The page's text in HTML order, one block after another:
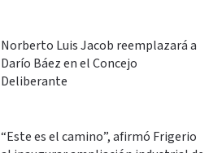
Norberto Luis Jacob reemplazará a
Darío Báez en el Concejo
Deliberante
“Este es el camino”, afirmó Frigerio